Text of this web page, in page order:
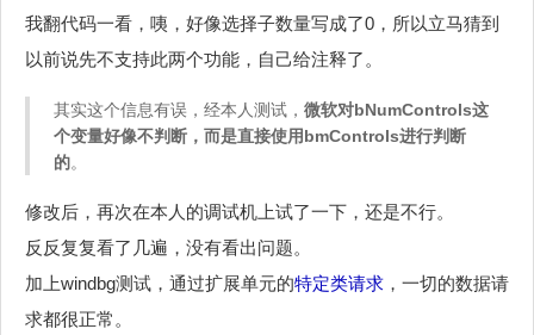
我翻代码一看，咦，好像选择子数量写成了0，所以立马猜到
以前说先不支持此两个功能，自己给注释了。
其实这个信息有误，经本人测试， 微软对bNumControls这
个变量好像不判断，而是直接使用bmControls进行判断
的。
修改后，再次在本人的调试机上试了一下，还是不行。
反反复复看了几遍，没有看出问题。
加上windbg测试，通过扩展单元的特定类请求 ，一切的数据请
求都很正常。